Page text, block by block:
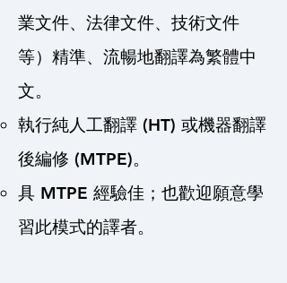
業文件、法律文件、技術文件
等）精準、流暢地翻譯為繁體中
文。
執行純人工翻譯 (HT) 或機器翻譯
後編修 (MTPE)。
具 MTPE 經驗佳；也歡迎願意學
習此模式的譯者。